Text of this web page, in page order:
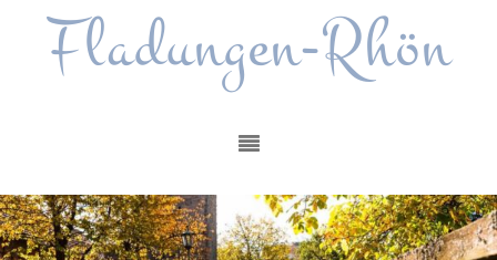
Fladungen-Rhön